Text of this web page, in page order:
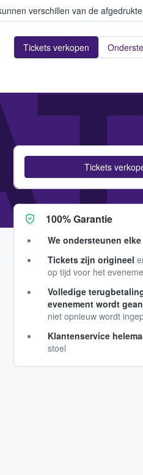
verschillen van de
Tickets verkopen
Tickets
100% Garantie
We ondersteunen
Tickets zijn origineel
op tijd voor het
Volledige
evenement wordt
niet opnieuw wordt
Klantenservice
stoel